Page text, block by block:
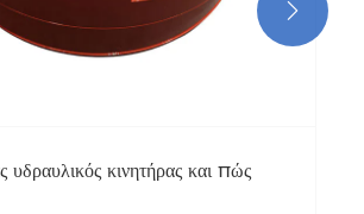
υδραυλικός κινητήρας και πώς
